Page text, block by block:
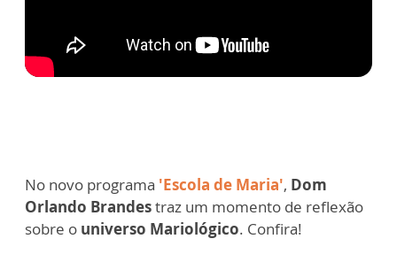
No novo programa 'Escola de Maria', Dom
Orlando Brandestraz um momento de reflexão
sobre o universo Mariológico. Confira!